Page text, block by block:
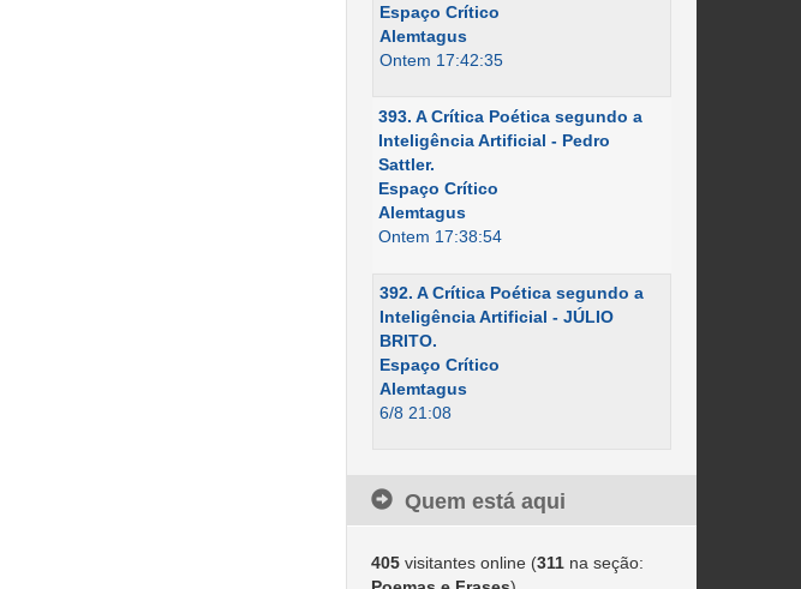
Espaço Crítico
Alemtagus
Ontem 17:42:35
393. A Crítica Poética segundo a
Inteligência Artificial - Pedro
Sattler.
Espaço Crítico
Alemtagus
Ontem 17:38:54
392. A Crítica Poética segundo a
Inteligência Artificial - JÚLIO
BRITO.
Espaço Crítico
Alemtagus
6/8 21:08
Quem está aqui
405visitantes online (311na seção: